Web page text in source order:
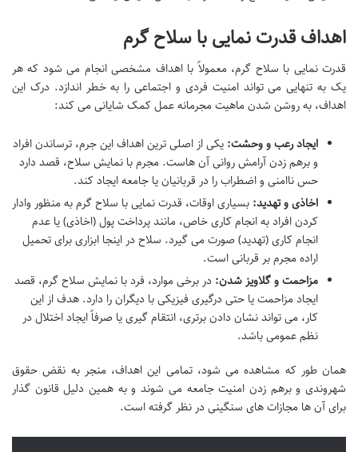
اهداف قدرت نمایی با سلاح گرم
قدرت نمایی با سلاح گرم، معمولاً با اهداف مشخصی انجام می شود که هر
یک به تنهایی می تواند امنیت فردی و اجتماعی را به خطر اندازد. درک این
اهداف، به روشن شدن ماهیت مجرمانه عمل کمک شایانی می کند:
ایجاد رعب و وحشت: یکی از اصلی ترین اهداف این جرم، ترساندن افراد
و برهم زدن آرامش روانی آن هاست. مجرم با نمایش سلاح، قصد دارد
حس ناامنی و اضطراب را در قربانیان یا جامعه ایجاد کند.
اخاذی و تهدید: بسیاری اوقات، قدرت نمایی با سلاح گرم به منظور وادار
کردن افراد به انجام کاری خاص، مانند پرداخت پول (اخاذی) یا عدم
انجام کاری (تهدید) صورت می گیرد. سلاح در اینجا ابزاری برای تحمیل
اراده مجرم بر قربانی است.
مزاحمت و گلاویز شدن: در برخی موارد، فرد با نمایش سلاح گرم، قصد
ایجاد مزاحمت یا حتی درگیری فیزیکی با دیگران را دارد. هدف از این
کار، می تواند نشان دادن برتری، انتقام گیری یا صرفاً ایجاد اختلال در
نظم عمومی باشد.
همان طور که مشاهده می شود، تمامی این اهداف، منجر به نقض حقوق
شهروندی و برهم زدن امنیت جامعه می شوند و به همین دلیل قانون گذار
برای آن ها مجازات های سنگینی در نظر گرفته است.